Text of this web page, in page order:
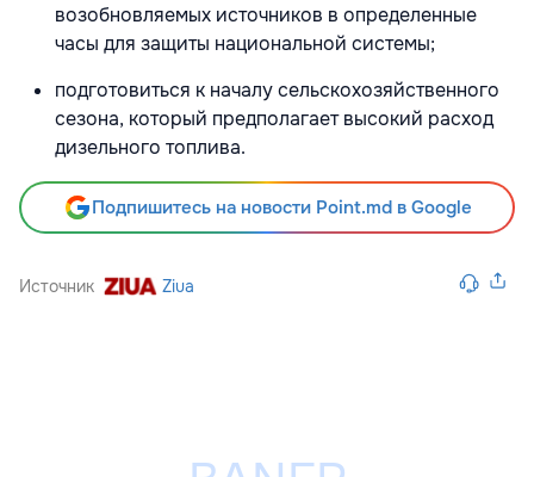
возобновляемых источников в определенные
часы для защиты национальной системы;
подготовиться к началу сельскохозяйственного
сезона, который предполагает высокий расход
дизельного топлива.
Подпишитесь на новости Point.md в Google
Источник Ziua